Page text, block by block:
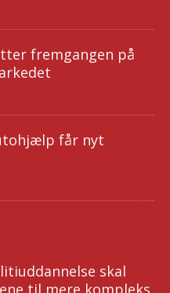
fremgangen på
får nyt
skal
til mere kompleks